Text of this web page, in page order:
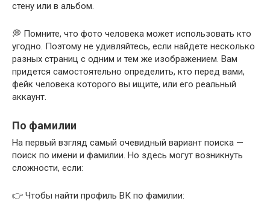
стену или в альбом.
💭 Помните, что фото человека может использовать кто
угодно. Поэтому не удивляйтесь, если найдете несколько
разных страниц с одним и тем же изображением. Вам
придется самостоятельно определить, кто перед вами,
фейк человека которого вы ищите, или его реальный
аккаунт.
По фамилии
На первый взгляд самый очевидный вариант поиска —
поиск по имени и фамилии. Но здесь могут возникнуть
сложности, если:
👉 Чтобы найти профиль ВК по фамилии: